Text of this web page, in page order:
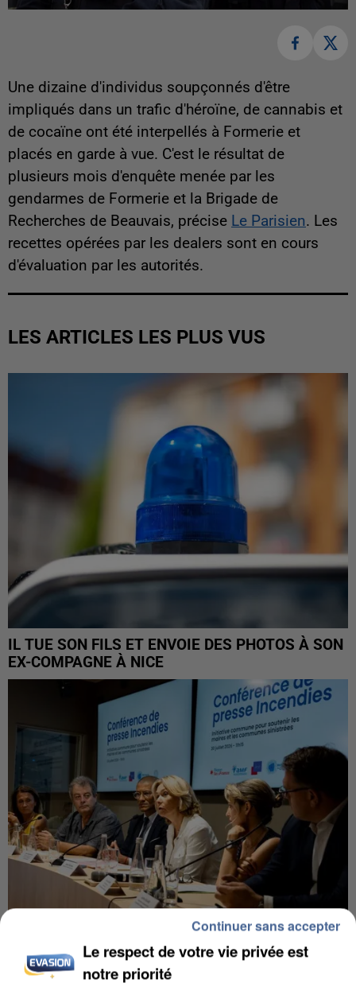
Une dizaine d'individus soupçonnés d'être
impliqués dans un trafic d'héroïne, de cannabis et
de cocaïne ont été interpellés à Formerie et
placés en garde à vue. C'est le résultat de
plusieurs mois d'enquête menée par les
gendarmes de Formerie et la Brigade de
Recherches de Beauvais, précise Le Parisien. Les
recettes opérées par les dealers sont en cours
d'évaluation par les autorités.
LES ARTICLES LES PLUS VUS
IL TUE SON FILS ET ENVOIE DES PHOTOS À SON
EX-COMPAGNE À NICE
INCENDIES : L’ÎLE-DE-FRANCE LANCE UN ÉLAN
DE SOLIDARITÉ AVEC LES...
Le respect de votre vie privée est
notre priorité
Continuer sans accepter